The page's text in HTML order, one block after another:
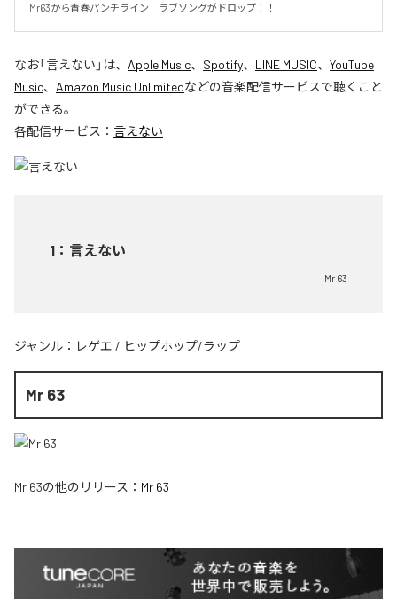
Mr63から青春パンチライン　ラブソングがドロップ！！
なお「言えない 」は、 Apple Music、 Spotify、 LINE MUSIC、 YouTube
Music、 Amazon Music Unlimitedなどの音楽配信サービスで聴くこと
ができる。
各配信サービス： 言えない
1 ： 言えない
Mr 63
ジャンル： レゲエ / ヒップホップ/ラップ
Mr 63
Mr 63の他のリリース： Mr 63